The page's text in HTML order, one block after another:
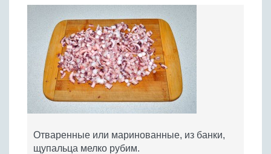
Отваренные или маринованные, из банки,
щупальца мелко рубим.